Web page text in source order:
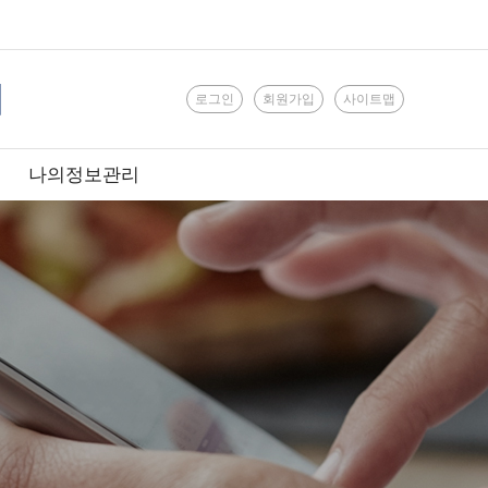
로그인 회원가입 사이트맵
나의정보관리